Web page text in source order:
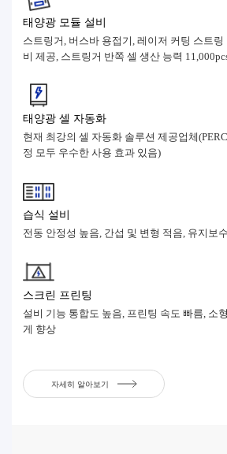
태양광 모듈 설비
스트링거, 버스바 용접기, 레이저 커팅 스트링
비 제공, 스트링거 반쪽 셀 생산 능력
태양광 셀 자동화
현재 최강의 셀 자동화 솔루션 제공업체
정 모두 우수한 사용 효과 있음)
습식 설비
전동 안정성 높음, 간섭 및 변형 적음, 유지보
스크린 프린팅
설비 기능 통합도 높음, 프린팅 속도 빠름, 소
게 향상
자세히 알아보기